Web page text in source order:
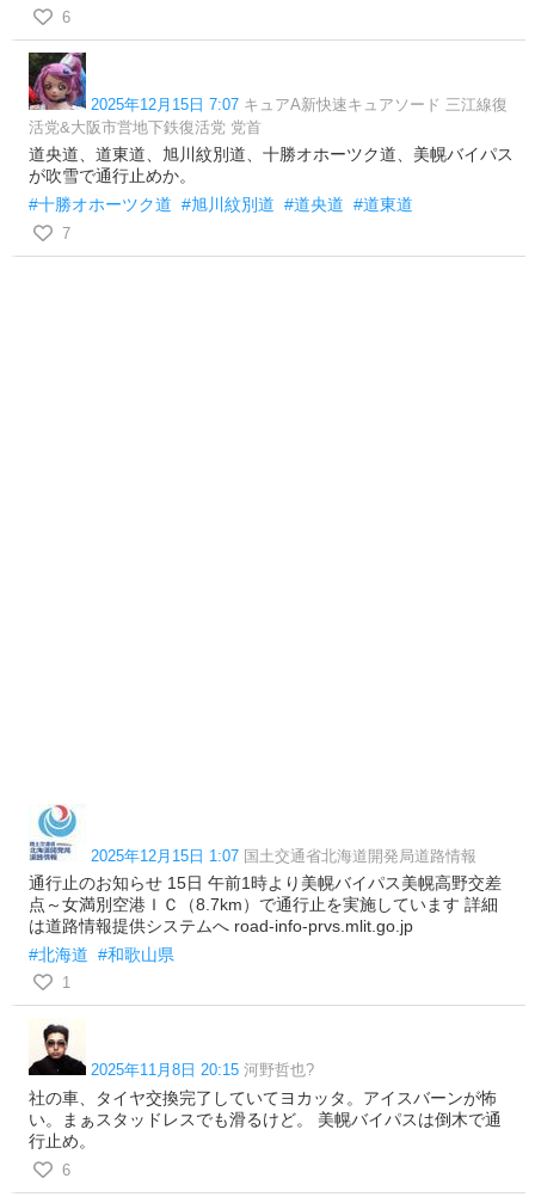
6
2025年12月15日 7:07 キュアA新快速キュアソード 三江線復
活党&大阪市営地下鉄復活党 党首
道央道、道東道、旭川紋別道、十勝オホーツク道、美幌バイパス
が吹雪で通行止めか。
#十勝オホーツク道 #旭川紋別道 #道央道 #道東道
7
2025年12月15日 1:07 国土交通省北海道開発局道路情報
通行止のお知らせ 15日 午前1時より美幌バイパス美幌高野交差
点～女満別空港ＩＣ（8.7km）で通行止を実施しています 詳細
は道路情報提供システムへ road-info-prvs.mlit.go.jp
#北海道 #和歌山県
1
2025年11月8日 20:15 河野哲也?
社の車、タイヤ交換完了していてヨカッタ。アイスバーンが怖
い。まぁスタッドレスでも滑るけど。 美幌バイパスは倒木で通
行止め。
6